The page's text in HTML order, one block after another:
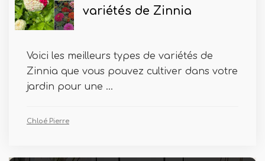
variétés de Zinnia
Voici les meilleurs types de variétés de
Zinnia que vous pouvez cultiver dans votre
jardin pour une ...
Chloé Pierre